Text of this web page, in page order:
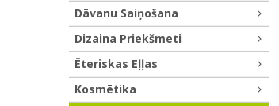
Dāvanu Saiņošana
Dizaina Priekšmeti
Ēteriskas Eļļas
Kosmētika